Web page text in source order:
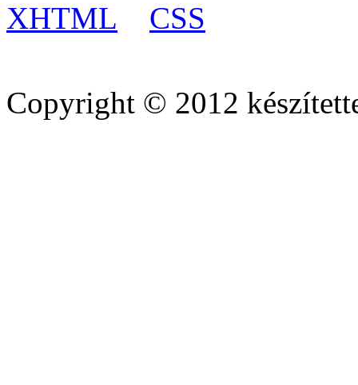
XHTML
CSS
Copyright © 2012